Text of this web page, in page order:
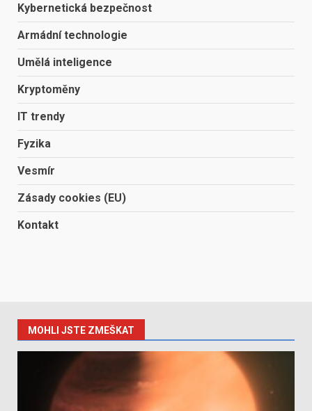
Kybernetická bezpečnost
Armádní technologie
Umělá inteligence
Kryptoměny
IT trendy
Fyzika
Vesmír
Zásady cookies (EU)
Kontakt
MOHLI JSTE ZMEŠKAT